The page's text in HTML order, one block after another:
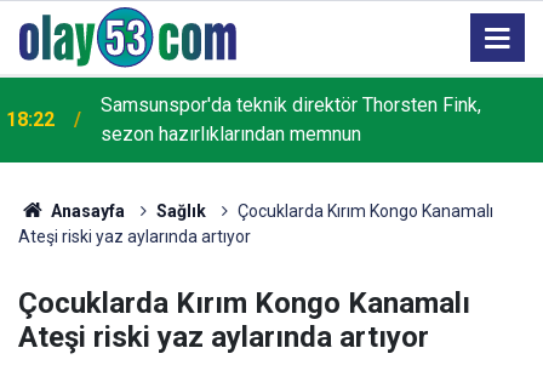
17:59
Cumhurbaşkanlığı YİK Üyesi İsmail Kahraman,
Rize'de Recep Tayyip Erdoğan Camisi inşaatını
inceledi
Anasayfa Sağlık
Çocuklarda Kırım Kongo Kanamalı
Ateşi riski yaz aylarında artıyor
Çocuklarda Kırım Kongo Kanamalı
Ateşi riski yaz aylarında artıyor